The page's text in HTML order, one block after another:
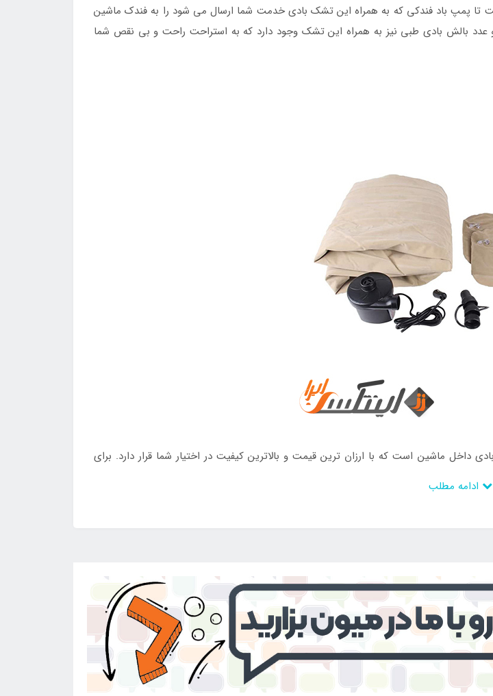
تا پمپ باد فندکی که به همراه این تشک بادی خدمت شما ارسال می شود را به فندک ماشین
عدد بالش بادی طبی نیز به همراه این تشک وجود دارد که به استراحت راحت و بی نقص شما
ماشین است که با ارزان ترین قیمت و بالاترین کیفیت در اختیار شما قرار دارد. برای